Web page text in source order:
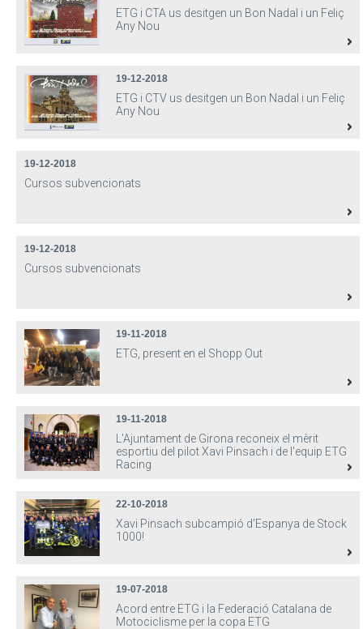
ETG i CTA us desitgen un Bon Nadal i un Feliç
Any Nou
19-12-2018
ETG i CTV us desitgen un Bon Nadal i un Feliç
Any Nou
19-12-2018
Cursos subvencionats
19-12-2018
Cursos subvencionats
19-11-2018
ETG, present en el Shopp Out
19-11-2018
L'Ajuntament de Girona reconeix el mèrit
esportiu del pilot Xavi Pinsach i de l'equip ETG
Racing
22-10-2018
Xavi Pinsach subcampió d'Espanya de Stock
1000!
19-07-2018
Acord entre ETG i la Federació Catalana de
Motociclisme per la copa ETG